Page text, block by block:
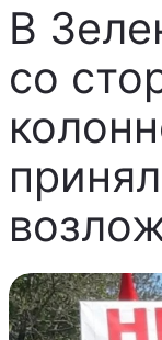
В
со